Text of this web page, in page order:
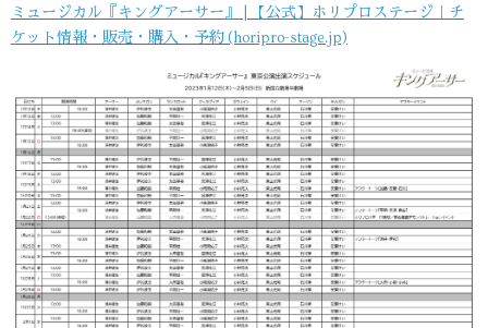
ミュージカル『キングアーサー』 | 【公式】ホリプロステージ｜チ
ケット情報・販売・購入・予約 (horipro-stage.jp)